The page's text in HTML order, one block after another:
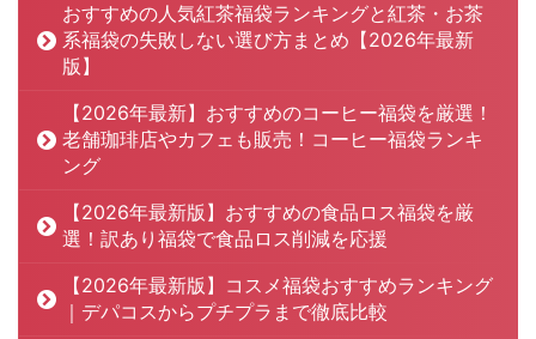
おすすめの人気紅茶福袋ランキングと紅茶・お茶
系福袋の失敗しない選び方まとめ【2026年最新
版】
【2026年最新】おすすめのコーヒー福袋を厳選！
老舗珈琲店やカフェも販売！コーヒー福袋ランキ
ング
【2026年最新版】おすすめの食品ロス福袋を厳
選！訳あり福袋で食品ロス削減を応援
【2026年最新版】コスメ福袋おすすめランキング
｜デパコスからプチプラまで徹底比較